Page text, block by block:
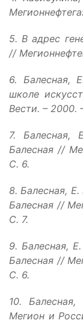
5. В адрес
//
6. Балесная,
школе
Вести. – 2000.
7.
Балесная //
С. 6.
8. Балесная,
Балесная //
С. 7.
9. Балесная,
Балесная //
С. 6.
10.
Мегион и